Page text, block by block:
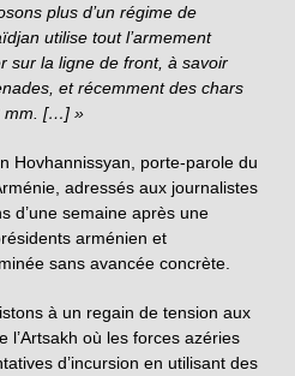
plus d’un régime de
utilise tout l’armement
sur la ligne de front, à savoir
et récemment des chars
mm. […] »
Hovhannissyan, porte-parole du
adressés aux journalistes
d’une semaine après une
arménien et
sans avancée concrète.
à un regain de tension aux
l’Artsakh où les forces azéries
d’incursion en utilisant des